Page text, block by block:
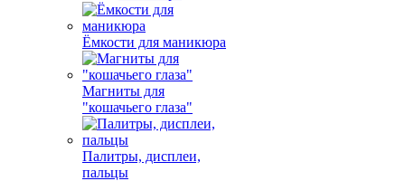
Ёмкости для маникюра
Магниты для
"кошачьего глаза"
Палитры, дисплеи,
пальцы